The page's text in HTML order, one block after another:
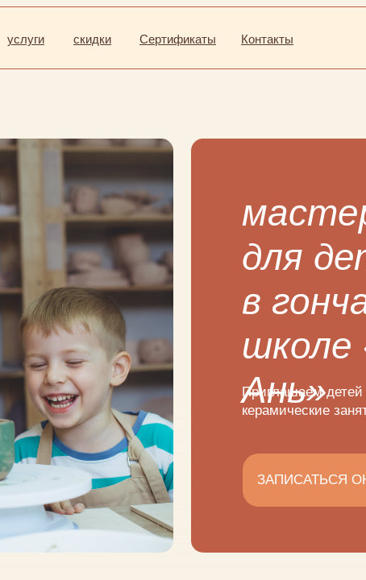
услуги скидки Сертификаты Контакты
Приглашаем детей
керамические
ЗАПИСАТЬСЯ
для
в
школе
Ань»